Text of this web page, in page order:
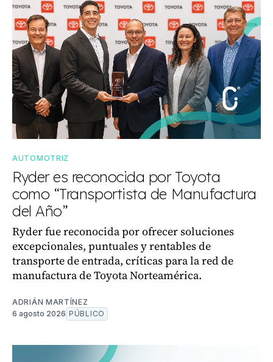
AUTOMOTRIZ
Ryder es reconocida por Toyota
como “Transportista de Manufactura
del Año”
Ryder fue reconocida por ofrecer soluciones
excepcionales, puntuales y rentables de
transporte de entrada, críticas para la red de
manufactura de Toyota Norteamérica.
ADRIÁN MARTÍNEZ
6 agosto 2026 PÚBLICO